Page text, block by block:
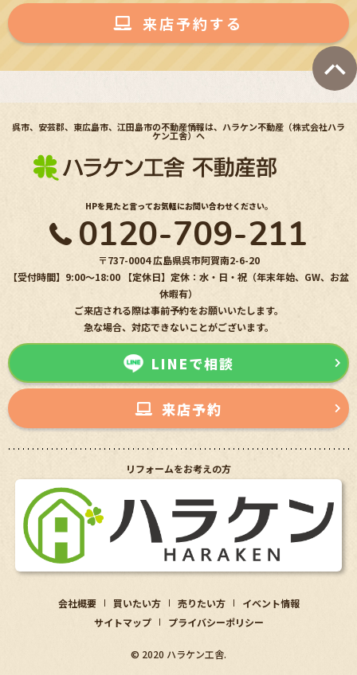
来店予約する
呉市、安芸郡、東広島市、江田島市の不動産情報は、ハラケン不動産（株式会社ハラ
ケン工舎）へ
HPを見たと言ってお気軽にお問い合わせください。
0120-709-211
〒737-0004 広島県呉市阿賀南2-6-20
【受付時間】9:00〜18:00 【定休日】定休：水・日・祝（年末年始、GW、お盆
休暇有）
ご来店される際は事前予約をお願いいたします。
急な場合、対応できないことがございます。
LINEで相談
来店予約
リフォームをお考えの方
会社概要 買いたい方 売りたい方
イベント情報
サイトマップ
プライバシーポリシー
© 2020 ハラケン工舎.